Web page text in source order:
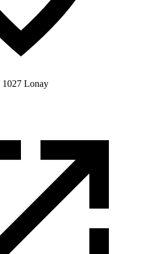
1027 Lonay